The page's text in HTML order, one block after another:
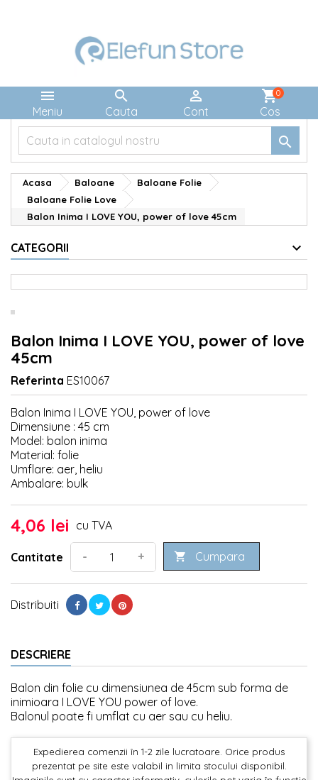

Meniu

Cauta

Cont
shopping_cart
Cos
0

Acasa Baloane
Baloane Folie
Baloane Folie Love
Balon Inima I LOVE YOU, power of love 45cm
CATEGORII
Balon Inima I LOVE YOU, power of love
45cm
Referinta ES10067
Balon Inima I LOVE YOU, power of love
Dimensiune : 45 cm
Model: balon inima
Material: folie
Umflare: aer, heliu
Ambalare: bulk
4,06 lei cu TVA
Cantitate - +  Cumpara
Distribuiti
DESCRIERE
Balon din folie cu dimensiunea de 45cm sub forma de
inimioara I LOVE YOU power of love.
Balonul poate fi umflat cu aer sau cu heliu.
Expedierea comenzii în 1-2 zile lucratoare. Orice produs
prezentat pe site este valabil in limita stocului disponibil.